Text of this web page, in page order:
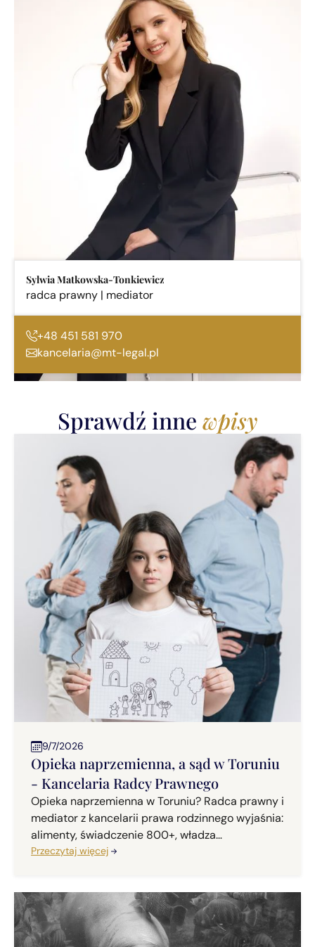
Sylwia Matkowska-Tonkiewicz
radca prawny | mediator
+48 451 581 970
kancelaria@mt-legal.pl
Sprawdź inne wpisy
9/7/2026
Opieka naprzemienna, a sąd w Toruniu
- Kancelaria Radcy Prawnego
Opieka naprzemienna w Toruniu? Radca prawny i
mediator z kancelarii prawa rodzinnego wyjaśnia:
alimenty, świadczenie 800+, władza
rodzicielska?
Przeczytaj więcej